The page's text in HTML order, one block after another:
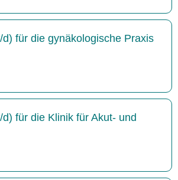
für die gynäkologische Praxis
für die Klinik für Akut- und